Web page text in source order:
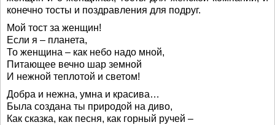
конечно тосты и поздравления для подруг.
Мой тост за женщин!
Если я – планета,
То женщина – как небо надо мной,
Питающее вечно шар земной
И нежной теплотой и светом!
Добра и нежна, умна и красива…
Была создана ты природой на диво,
Как сказка, как песня, как горный ручей –